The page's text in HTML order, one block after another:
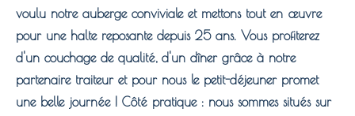
voulu notre auberge conviviale et mettons tout en œuvre
pour une halte reposante depuis 25 ans. Vous profiterez
d'un couchage de qualité, d'un dîner grâce à notre
partenaire traiteur et pour nous le petit-déjeuner promet
une belle journée ! Côté pratique : nous sommes situés sur